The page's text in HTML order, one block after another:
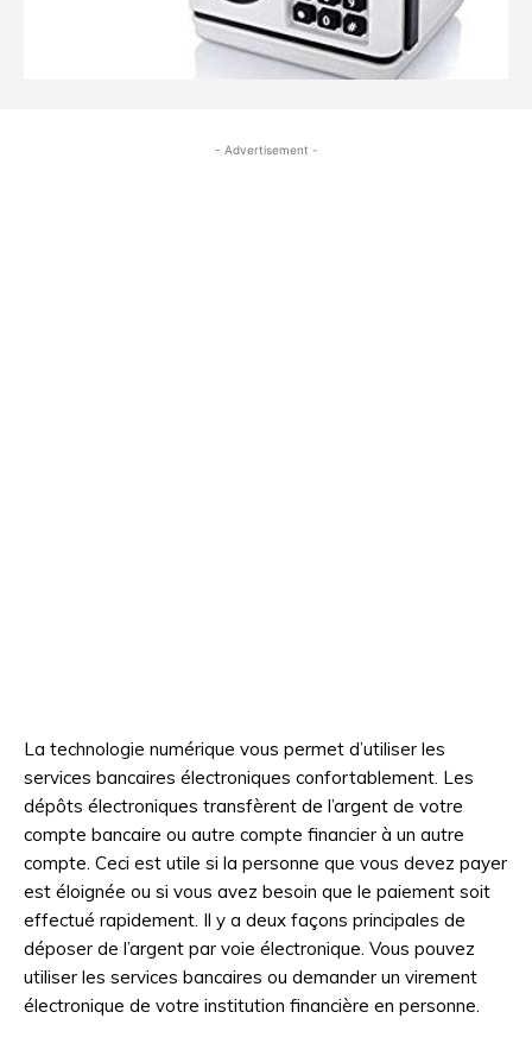
- Advertisement -
La technologie numérique vous permet d’utiliser les
services bancaires électroniques confortablement. Les
dépôts électroniques transfèrent de l’argent de votre
compte bancaire ou autre compte financier à un autre
compte. Ceci est utile si la personne que vous devez payer
est éloignée ou si vous avez besoin que le paiement soit
effectué rapidement. Il y a deux façons principales de
déposer de l’argent par voie électronique. Vous pouvez
utiliser les services bancaires ou demander un virement
électronique de votre institution financière en personne.